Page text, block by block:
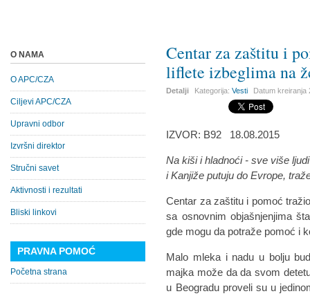
Centar za zaštitu i
liflete izbeglima na
Detalji Kategorija:Vesti Datum kreiranja
IZVOR: B92 18.08.2015
Na kiši i hladnoći - sve više
i Kanjiže putuju do Evrope,
Centar za zaštitu i pomoć
sa osnovnim objašnjenjima
gde mogu da potraže pomoć i
Malo mleka i nadu u bolju
majka može da da svom
u Beogradu proveli su u
O NAMA
O APC/CZA
Ciljevi APC/CZA
Upravni odbor
Izvršni direktor
Stručni savet
Aktivnosti i rezultati
Bliski linkovi
PRAVNA POMOĆ
Početna strana